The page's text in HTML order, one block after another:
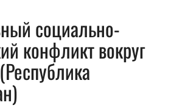
социально-
конфликт вокруг